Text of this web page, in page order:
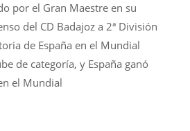
por el Gran Maestre en su
del CD Badajoz a 2ª División
de España en el Mundial
de categoría, y España ganó
el Mundial